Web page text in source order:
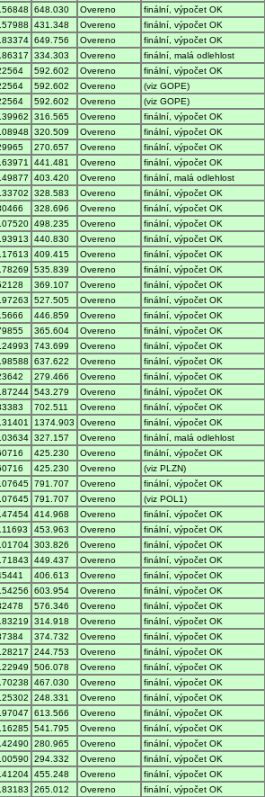
648.030 Overeno
finální, výpočet OK
431.348 Overeno
finální, výpočet OK
649.756 Overeno
finální, výpočet OK
334.303 Overeno
finální, malá odlehlost
592.602 Overeno
finální, výpočet OK
592.602 Overeno
(viz GOPE)
592.602 Overeno
(viz GOPE)
316.565 Overeno
finální, výpočet OK
320.509 Overeno
finální, výpočet OK
270.657 Overeno
finální, výpočet OK
441.481 Overeno
finální, výpočet OK
403.420 Overeno
finální, malá odlehlost
328.583 Overeno
finální, výpočet OK
328.696 Overeno
finální, výpočet OK
498.235 Overeno
finální, výpočet OK
440.830 Overeno
finální, výpočet OK
409.415 Overeno
finální, výpočet OK
535.839 Overeno
finální, výpočet OK
369.107 Overeno
finální, výpočet OK
527.505 Overeno
finální, výpočet OK
446.859 Overeno
finální, výpočet OK
365.604 Overeno
finální, výpočet OK
743.699 Overeno
finální, výpočet OK
637.622 Overeno
finální, výpočet OK
279.466 Overeno
finální, výpočet OK
543.279 Overeno
finální, výpočet OK
702.511 Overeno
finální, výpočet OK
1374.903 Overeno
finální, výpočet OK
327.157 Overeno
finální, malá odlehlost
425.230 Overeno
finální, výpočet OK
425.230 Overeno
(viz PLZN)
791.707 Overeno
finální, výpočet OK
791.707 Overeno
(viz POL1)
414.968 Overeno
finální, výpočet OK
453.963 Overeno
finální, výpočet OK
303.826 Overeno
finální, výpočet OK
449.437 Overeno
finální, výpočet OK
406.613 Overeno
finální, výpočet OK
603.954 Overeno
finální, výpočet OK
576.346 Overeno
finální, výpočet OK
314.918 Overeno
finální, výpočet OK
374.732 Overeno
finální, výpočet OK
244.753 Overeno
finální, výpočet OK
506.078 Overeno
finální, výpočet OK
467.030 Overeno
finální, výpočet OK
248.331 Overeno
finální, výpočet OK
613.566 Overeno
finální, výpočet OK
541.795 Overeno
finální, výpočet OK
280.965 Overeno
finální, výpočet OK
294.332 Overeno
finální, výpočet OK
455.248 Overeno
finální, výpočet OK
265.012 Overeno
finální, výpočet OK